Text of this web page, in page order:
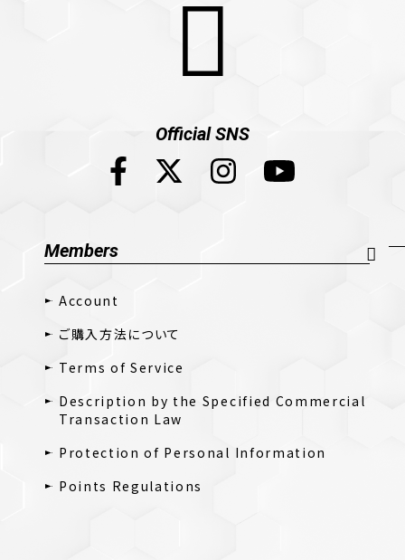
Official SNS
Members
Account
ご購入方法について
Terms of Service
Description by the Specified Commercial
Transaction Law
Protection of Personal Information
Points Regulations